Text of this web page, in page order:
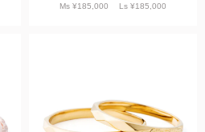
Ms ¥185,000 Ls ¥185,000